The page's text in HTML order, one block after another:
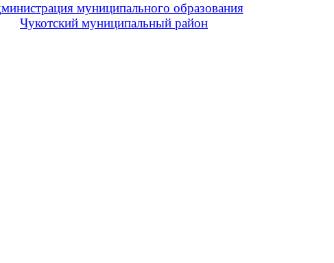
муниципального образования
Чукотский муниципальный район